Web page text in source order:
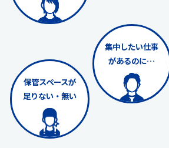
保管スペースが
足りない・無い
集中したい仕事
があるのに…